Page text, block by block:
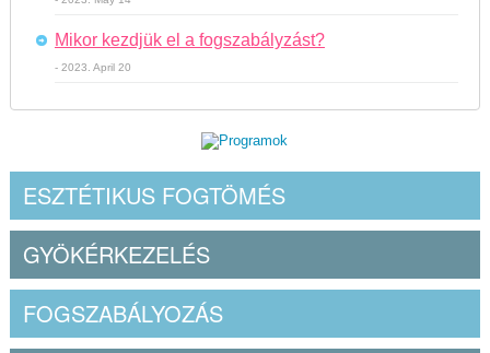
Mikor kezdjük el a fogszabályzást?
- 2023. April 20
ESZTÉTIKUS FOGTÖMÉS
GYÖKÉRKEZELÉS
FOGSZABÁLYOZÁS